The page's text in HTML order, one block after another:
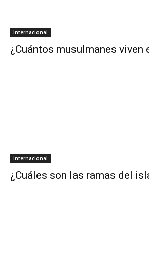
Internacional
¿Cuántos musulmanes viven
Internacional
¿Cuáles son las ramas del